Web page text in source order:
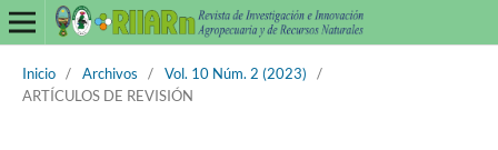
Inicio / Archivos / Vol. 10 Núm. 2 (2023)
/
ARTÍCULOS DE REVISIÓN